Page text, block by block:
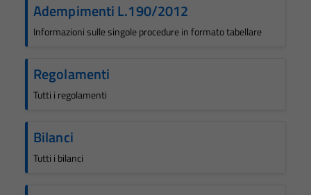
Adempimenti L.190/2012
Informazioni sulle singole procedure in formato tabellare
Regolamenti
Tutti i regolamenti
Bilanci
Tutti i bilanci